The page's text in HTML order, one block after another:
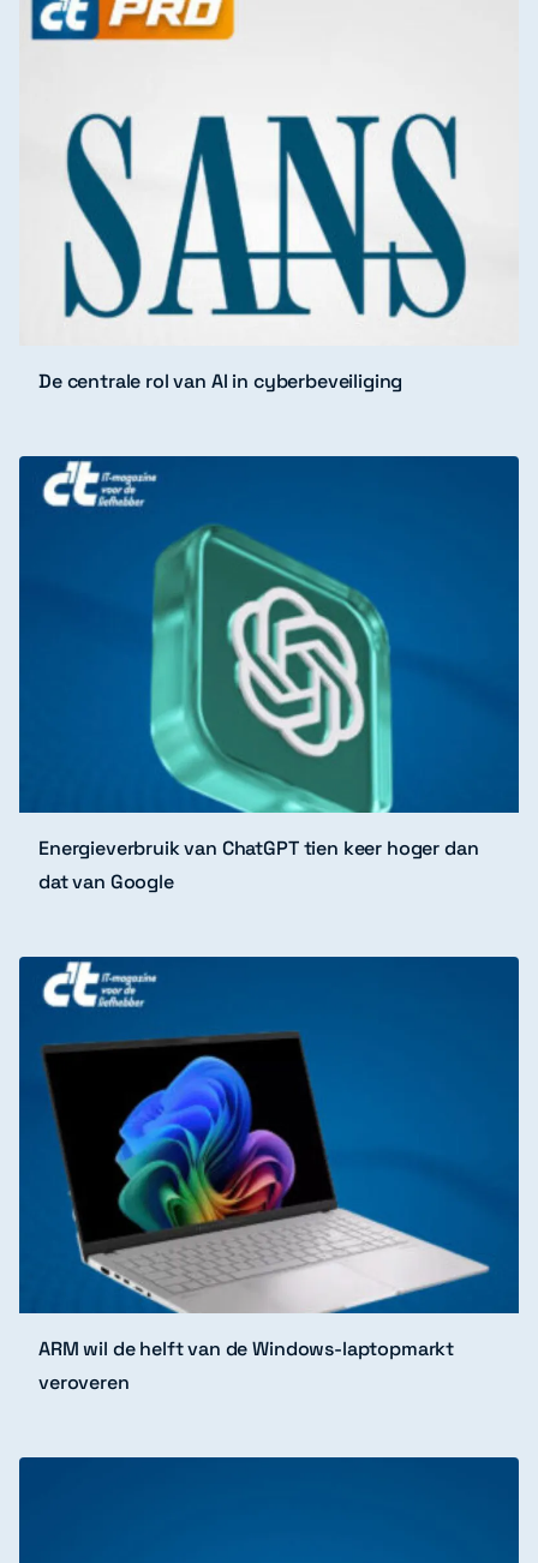
De centrale rol van AI in cyberbeveiliging
Energieverbruik van ChatGPT tien keer hoger dan
dat van Google
ARM wil de helft van de Windows-laptopmarkt
veroveren